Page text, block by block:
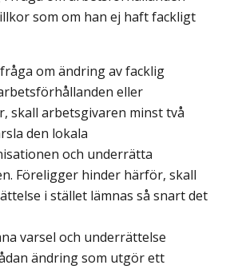
som om han ej haft fackligt
om ändring av facklig
eller
skall arbetsgivaren minst två
den lokala
och underrätta
Föreligger hinder härför, skall
i stället lämnas så snart det
varsel och underrättelse
ändring som utgör ett